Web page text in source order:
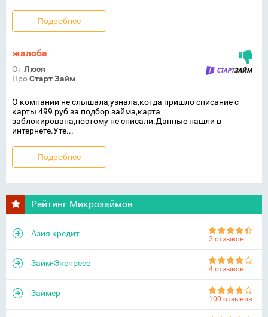
Подробнее
жалоба
ОтЛюся
ПроСтарт Займ
О компании не слышала,узнала,когда пришло списание с
карты 499 руб за подбор займа,карта
заблокирована,поэтому не списали.Данные нашли в
интернете.Уте...
Подробнее
Рейтинг Микрозаймов
Азия кредит
2 отзывов
Займ-Экспресс
4 отзывов
Займер
100 отзывов